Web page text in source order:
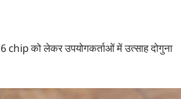
को लेकर उपयोगकर्ताओं में उत्साह दोगुना